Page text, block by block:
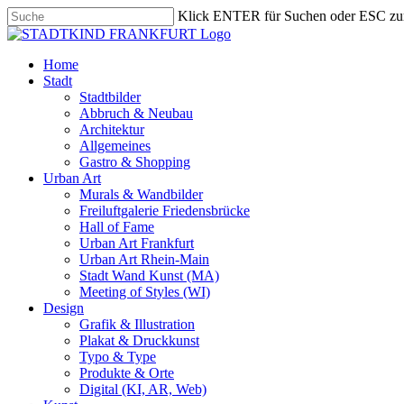
Skip
to
content
Klick ENTER für Suchen oder ESC
Close
search
Menu
Home
Stadt
Stadtbilder
Abbruch & Neubau
Architektur
Allgemeines
Gastro & Shopping
Urban Art
Murals & Wandbilder
Freiluftgalerie Friedensbrücke
Hall of Fame
Urban Art Frankfurt
Urban Art Rhein-Main
Stadt Wand Kunst (MA)
Meeting of Styles (WI)
Design
Grafik & Illustration
Plakat & Druckkunst
Typo & Type
Produkte & Orte
Digital (KI, AR, Web)